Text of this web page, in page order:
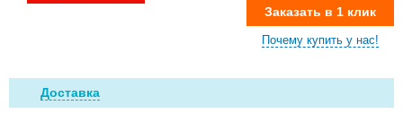
Заказать в 1 клик
Почему купить у нас!
Доставка